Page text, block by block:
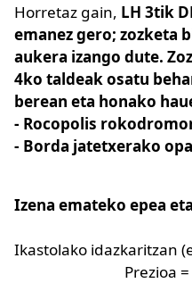
Horretaz gain, LH 3tik
emanez gero; zozketa
aukera izango dute.
4ko taldeak osatu
berean eta honako
- Rocopolis
- Borda jatetxerako
Izena emateko epea
Ikastolako
Prezioa